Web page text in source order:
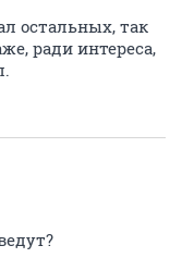
остальных, так
ради интереса,